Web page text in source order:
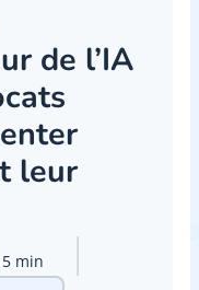
de l’IA
leur
5 min